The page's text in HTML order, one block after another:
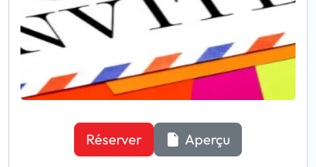
Réserver Aperçu